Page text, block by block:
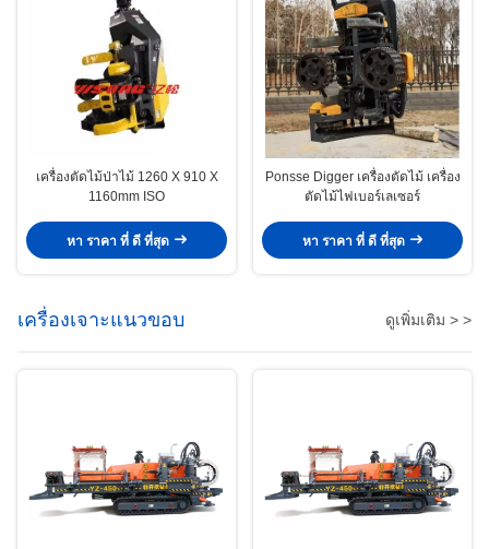
เครื่องตัดไม้ป่าไม้ 1260 X 910 X
1160mm ISO
หา ราคา ที่ ดี ที่สุด
Ponsse Digger เครื่องตัดไม้ เครื่อง
ตัดไม้ไฟเบอร์เลเซอร์
หา ราคา ที่ ดี ที่สุด
เครื่องเจาะแนวขอบ ดูเพิ่มเติม > >